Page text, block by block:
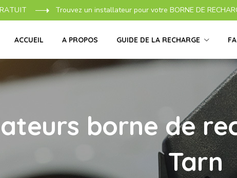
Trouvez un installateur pour votre BORNE DE
ACCUEIL A PROPOS GUIDE DE LA RECHARGE
borne de
Tarn